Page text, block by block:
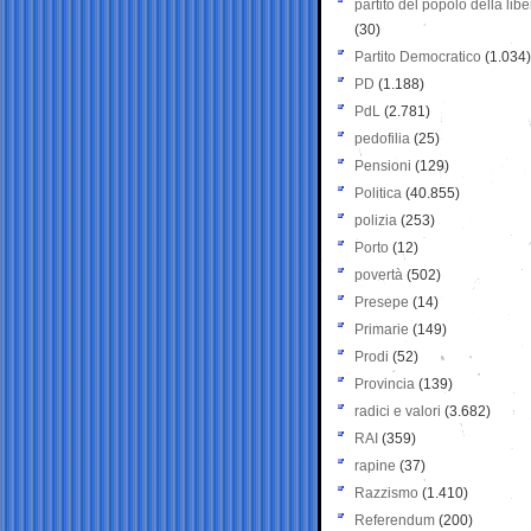
partito del popolo della
(30)
Partito Democratico (1.034)
PD (1.188)
PdL (2.781)
pedofilia (25)
Pensioni (129)
Politica (40.855)
polizia (253)
Porto (12)
povertà (502)
Presepe (14)
Primarie (149)
Prodi (52)
Provincia (139)
radici e valori (3.682)
RAI (359)
rapine (37)
Razzismo (1.410)
Referendum (200)